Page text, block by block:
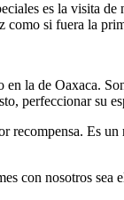
es la visita de
como si fuera la
la de Oaxaca.
perfeccionar su
Es
con nosotros